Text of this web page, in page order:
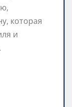
которая
и